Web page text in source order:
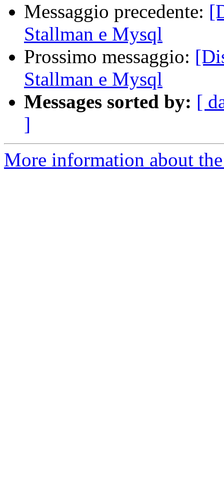
Messaggio precedente:
Stallman e Mysql
Prossimo messaggio:
Stallman e Mysql
Messages sorted by: [
]
More information about